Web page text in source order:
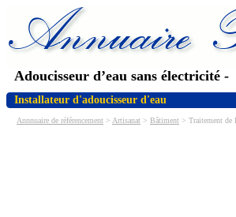
Adoucisseur d’eau sans électricité -
Installateur d'adoucisseur d'eau
Annnuaire de référencement > Artisanat > Bâtiment > Traitement de